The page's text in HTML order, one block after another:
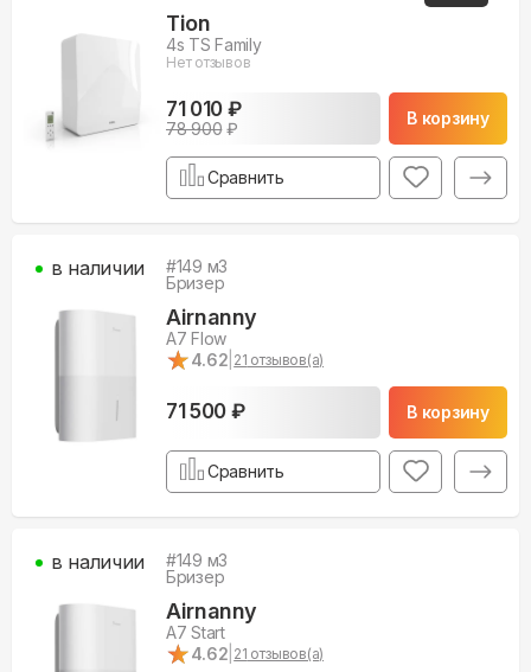
Tion
4s TS Family
Нет отзывов
71 010 ₽
78 900₽
В корзину
Сравнить
#149 м3
Бризер
Airnanny
A7 Flow
★
★4.62 21 отзывов(а)
71 500 ₽ В корзину
в наличии
Сравнить
#149 м3
Бризер
Airnanny
A7 Start
★
★4.62 21 отзывов(а)
в наличии